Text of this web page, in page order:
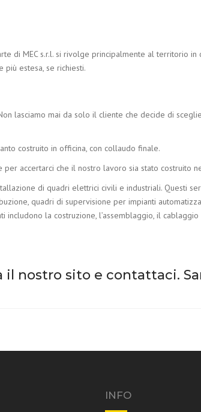
di MEC s.r.l. si rivolge principalmente al territorio
più estesa, se richiesti.
lasciamo mai da solo il cliente che decide di
costruito in officina, con collaudo finale.
accertarci che il nostro lavoro sia stato costruito
di quadri elettrici civili e industriali. Questi
quadri di supervisione per impianti
includono la costruzione, l’assemblaggio, il
nostro sito e contattaci.
INFO